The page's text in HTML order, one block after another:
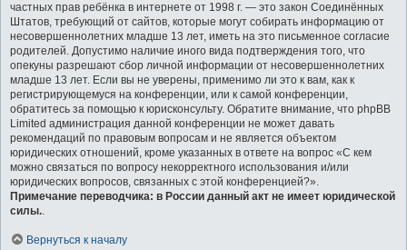
частных прав ребёнка в интернете от 1998 г. — это закон Соединённых
Штатов, требующий от сайтов, которые могут собирать информацию от
несовершеннолетних младше 13 лет, иметь на это письменное согласие
родителей. Допустимо наличие иного вида подтверждения того, что
опекуны разрешают сбор личной информации от несовершеннолетних
младше 13 лет. Если вы не уверены, применимо ли это к вам, как к
регистрирующемуся на конференции, или к самой конференции,
обратитесь за помощью к юрисконсульту. Обратите внимание, что phpBB
Limited администрация данной конференции не может давать
рекомендаций по правовым вопросам и не является объектом
юридических отношений, кроме указанных в ответе на вопрос «С кем
можно связаться по вопросу некорректного использования и/или
юридических вопросов, связанных с этой конференцией?».
Примечание переводчика: в России данный акт не имеет юридической
силы..
Вернуться к началу